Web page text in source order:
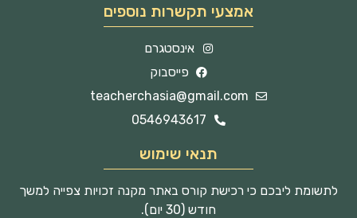
אמצעי תקשרות נוספים
אינסטגרם
פייסבוק
teacherchasia@gmail.com
0546943617
תנאי שימוש
לתשומת ליבכם כי רכישת קורס באתר מקנה זכויות צפייה למשך
חודש (30 יום).